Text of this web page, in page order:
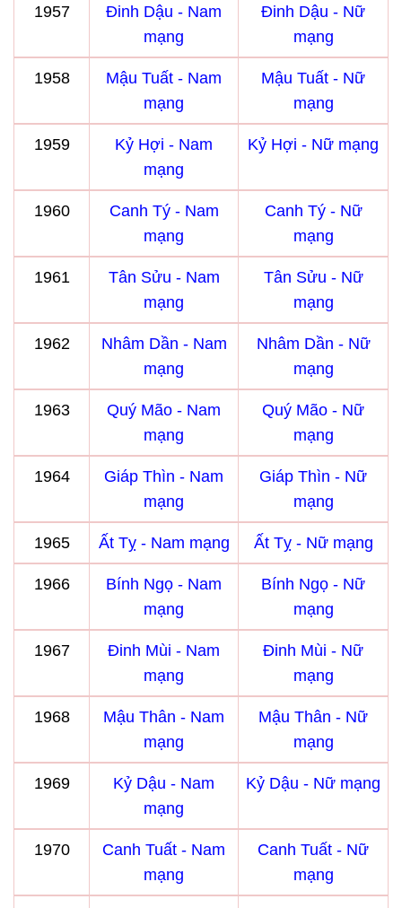
1957
Đinh Dậu - Nam
mạng
Đinh Dậu - Nữ
mạng
1958
Mậu Tuất - Nam
mạng
Mậu Tuất - Nữ
mạng
1959
Kỷ Hợi - Nam
mạng
Kỷ Hợi - Nữ mạng
1960
Canh Tý - Nam
mạng
Canh Tý - Nữ
mạng
1961
Tân Sửu - Nam
mạng
Tân Sửu - Nữ
mạng
1962
Nhâm Dần - Nam
mạng
Nhâm Dần - Nữ
mạng
1963
Quý Mão - Nam
mạng
Quý Mão - Nữ
mạng
1964
Giáp Thìn - Nam
mạng
Giáp Thìn - Nữ
mạng
1965 Ất Tỵ - Nam mạng Ất Tỵ - Nữ mạng
1966
Bính Ngọ - Nam
mạng
Bính Ngọ - Nữ
mạng
1967
Đinh Mùi - Nam
mạng
Đinh Mùi - Nữ
mạng
1968
Mậu Thân - Nam
mạng
Mậu Thân - Nữ
mạng
1969
Kỷ Dậu - Nam
mạng
Kỷ Dậu - Nữ mạng
1970
Canh Tuất - Nam
mạng
Canh Tuất - Nữ
mạng